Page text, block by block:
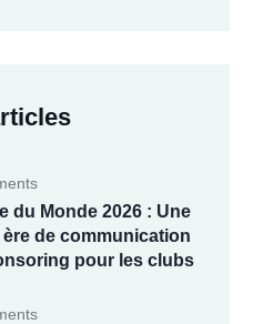
du Monde 2026 : Une
de communication
pour les clubs